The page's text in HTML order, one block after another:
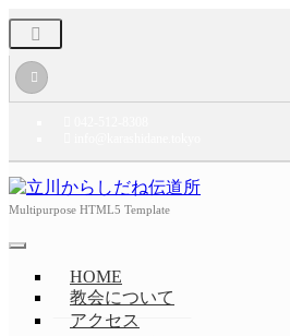
Multipurpose HTML5 Template
HOME
教会について
アクセス